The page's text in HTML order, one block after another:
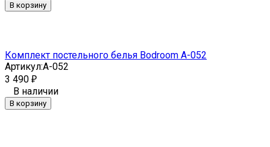
В корзину
Комплект постельного белья Bodroom A-052
Артикул:A-052
3 490 ₽
В наличии
В корзину